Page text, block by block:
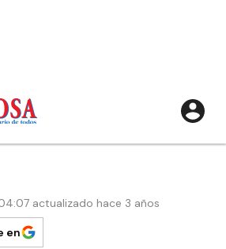
actualizado hace 3 años
en